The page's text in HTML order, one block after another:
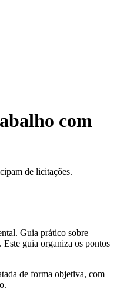
com
de licitações.
Guia prático sobre
guia organiza os pontos
de forma objetiva, com